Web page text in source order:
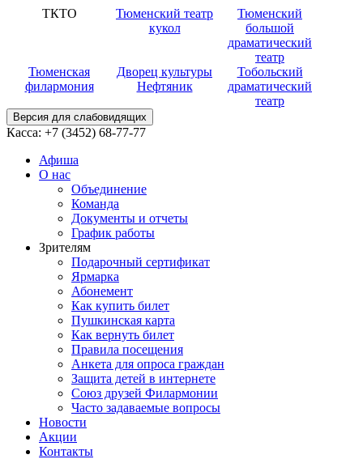
ТКТО
Тюменский театр
кукол
Тюменский
большой
драматический
театр
Тюменская
филармония
Дворец культуры
Нефтяник
Тобольский
драматический
театр
Версия для слабовидящих
Касса: +7 (3452) 68-77-77
Афиша
О нас
Объединение
Команда
Документы и отчеты
График работы
Зрителям
Подарочный сертификат
Ярмарка
Абонемент
Как купить билет
Пушкинская карта
Как вернуть билет
Правила посещения
Анкета для опроса граждан
Защита детей в интернете
Союз друзей Филармонии
Часто задаваемые вопросы
Новости
Акции
Контакты